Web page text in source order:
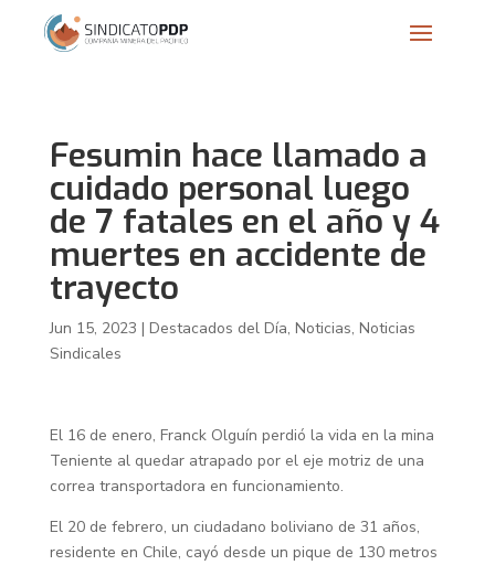
Fesumin hace llamado a
cuidado personal luego
de 7 fatales en el año y 4
muertes en accidente de
trayecto
Jun 15, 2023 | Destacados del Día, Noticias, Noticias
Sindicales
El 16 de enero, Franck Olguín perdió la vida en la mina
Teniente al quedar atrapado por el eje motriz de una
correa transportadora en funcionamiento.
El 20 de febrero, un ciudadano boliviano de 31 años,
residente en Chile, cayó desde un pique de 130 metros